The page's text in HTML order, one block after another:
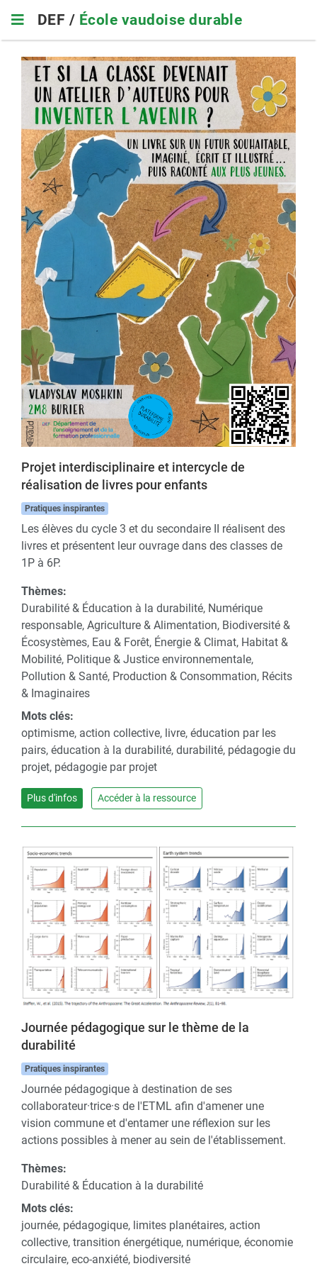
main
navigation
DEF / École vaudoise durable
Projet interdisciplinaire et intercycle de
réalisation de livres pour enfants
Pratiques inspirantes
Les élèves du cycle 3 et du secondaire II réalisent des
livres et présentent leur ouvrage dans des classes de
1P à 6P.
Thèmes:
Durabilité & Éducation à la durabilité, Numérique
responsable, Agriculture & Alimentation, Biodiversité &
Écosystèmes, Eau & Forêt, Énergie & Climat, Habitat &
Mobilité, Politique & Justice environnementale,
Pollution & Santé, Production & Consommation, Récits
& Imaginaires
Mots clés:
optimisme, action collective, livre, éducation par les
pairs, éducation à la durabilité, durabilité, pédagogie du
projet, pédagogie par projet
Plus d'infos Accéder à la ressource
Journée pédagogique sur le thème de la
durabilité
Pratiques inspirantes
Journée pédagogique à destination de ses
collaborateur·trice·s de l'ETML afin d'amener une
vision commune et d'entamer une réflexion sur les
actions possibles à mener au sein de l'établissement.
Thèmes:
Durabilité & Éducation à la durabilité
Mots clés:
journée, pédagogique, limites planétaires, action
collective, transition énergétique, numérique, économie
circulaire, eco-anxiété, biodiversité